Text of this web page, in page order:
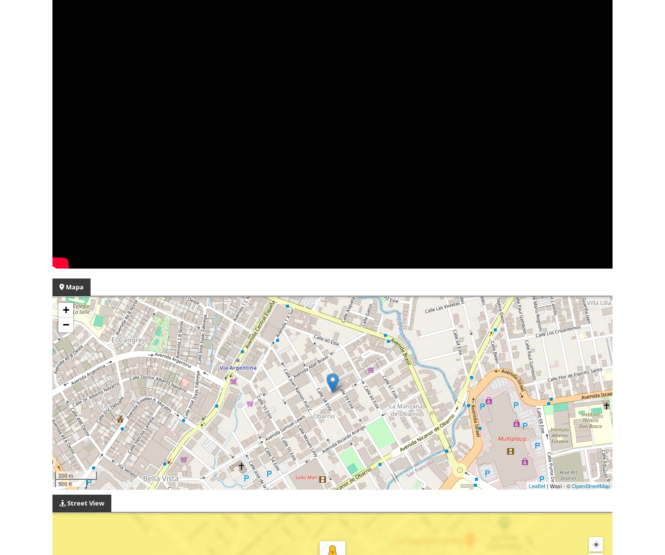
Mapa
+
−
200 m
500 ft
Leaflet | Wasi - ©OpenStreetMap
Street View